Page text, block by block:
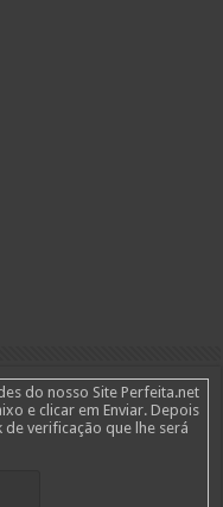
do nosso Site Perfeita.net
e clicar em Enviar. Depois
de verificação que lhe será